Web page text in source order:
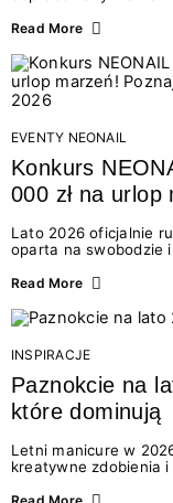
świata beauty i
zmysłami: przez
orzeźwiający zapach i
NEONAIL łączy siły
na styku jedzenia i
Read More
EVENTY NEONAIL
Konkurs
000 zł na
Lato 2026 oficjalnie
oparta na swobodzie
doświadczenia
Motywem
letnich momentów. Z
wyjątkowego: wielki
najgorętszych trendów
Read More
INSPIRACJE
Paznokcie na
które dominują
Letni manicure w
kreatywne zdobienia